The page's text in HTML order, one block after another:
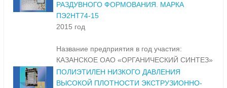
РАЗДУВНОГО ФОРМОВАНИЯ. МАРКА
ПЭ2НТ74-15
2015 год
Название предприятия в год участия:
КАЗАНСКОЕ ОАО «ОРГАНИЧЕСКИЙ СИНТЕЗ»
ПОЛИЭТИЛЕН НИЗКОГО ДАВЛЕНИЯ
ВЫСОКОЙ ПЛОТНОСТИ ЭКСТРУЗИОННО-